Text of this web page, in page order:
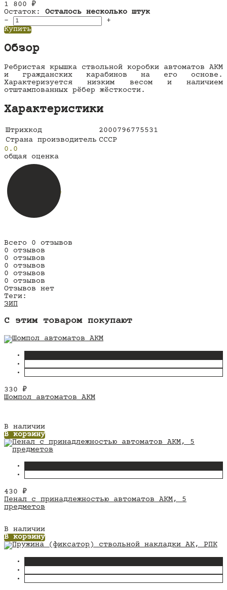
1 800 ₽
Остаток:
Осталось несколько штук
–
+
Купить
Обзор
Ребристая крышка ствольной коробки автоматов АКМ
и гражданских карабинов на его основе.
Характеризуется низким весом и наличием
отштампованных рёбер жёсткости.
Характеристики
Штрихкод
2000796775531
Страна производитель СССР
0.0
общая оценка
Всего 0 отзывов
0 отзывов
0 отзывов
0 отзывов
0 отзывов
0 отзывов
Отзывов нет
Теги:
ЗИП
C этим товаром покупают
330 ₽
Шомпол автоматов АКМ
В наличии
В корзину
430 ₽
Пенал с принадлежностью автоматов АКМ, 5
предметов
В наличии
В корзину